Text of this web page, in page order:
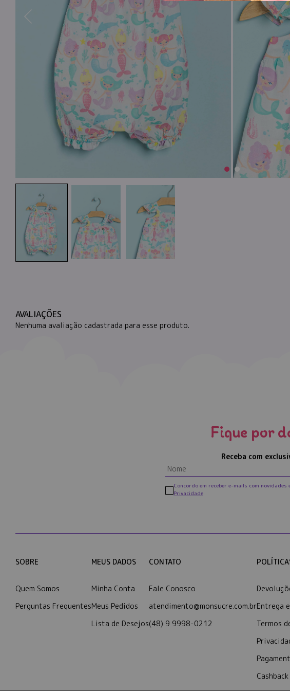
AVALIAÇÕES
Nenhuma avaliação cadastrada para esse produto.
Fique por
Receba com
Concordo em receber e-mails com
Privacidade
SOBRE
Quem Somos
Perguntas Frequentes
MEUS DADOS
Minha Conta
Meus Pedidos
Lista de Desejos
CONTATO
Fale Conosco
atendimento@monsucre.com.br
(48) 9 9998-0212
Entrega
Termos
Cashback